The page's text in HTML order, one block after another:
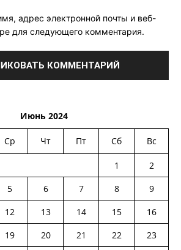
адрес электронной почты и веб-
для следующего комментария.
Июнь 2024
Ср Чт Пт Сб Вс
1
2
5 6 7 8
9
12 13 14 15
16
19 20 21 22
23